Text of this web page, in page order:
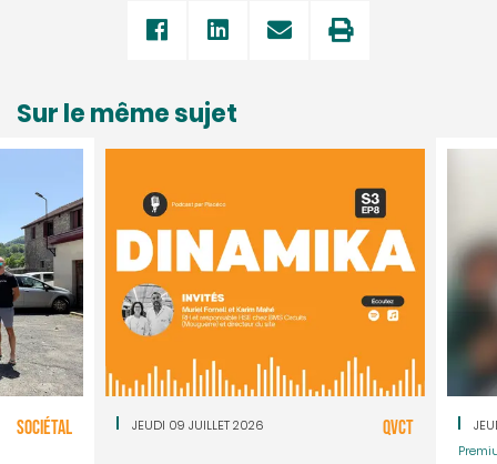
Sur le même sujet
SOCIÉTAL JEUDI 09 JUILLET 2026 QVCT